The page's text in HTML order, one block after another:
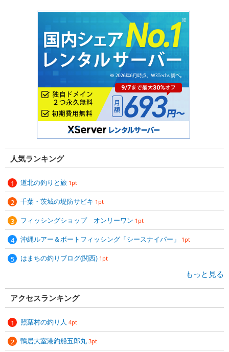
人気ランキング
道北の釣りと旅 1pt
千葉・茨城の堤防サビキ 1pt
フィッシングショップ オンリーワン 1pt
沖縄ルアー＆ボートフィッシング「シースナイパー」 1pt
はまちの釣りブログ(関西) 1pt
もっと見る
アクセスランキング
照葉村の釣り人 4pt
鴨居大室港釣船五郎丸 3pt